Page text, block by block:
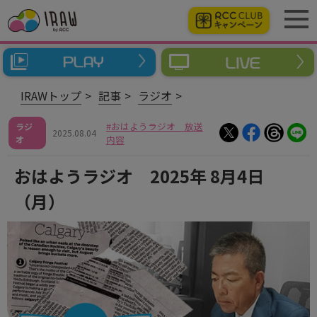
IRAWトップ 記事 ラジオ
ラジ
オ
2025.08.04
おはようラジオ 放送
内容
おはようラジオ 2025年 8月4日
（月）